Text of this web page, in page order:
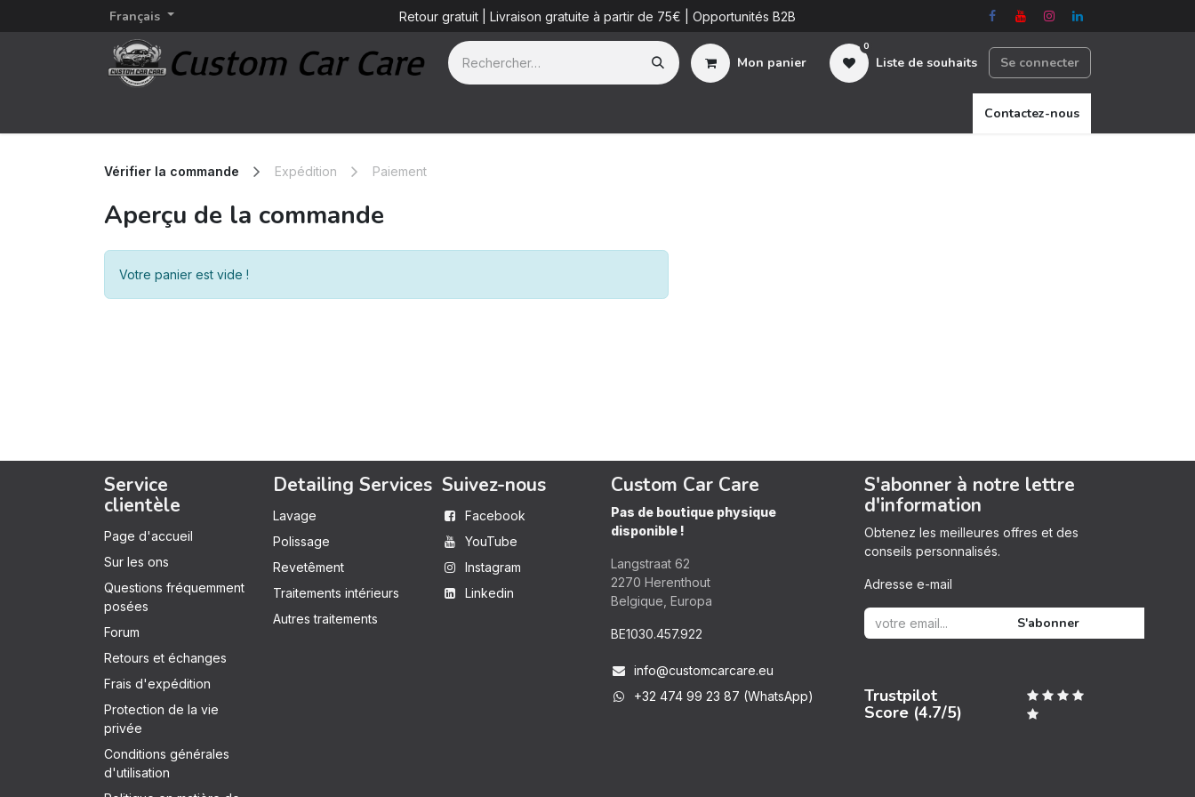
Français Retour gratuit | Livraison gratuite à partir de 75€ | Opportunités B2B
Mon panier
0
Liste de souhaits Se connecter
Contactez-nous
Vérifier la commande Expédition Paiement
Aperçu de la commande
Votre panier est vide !
Service
clientèle
Page d'accueil
Sur les ons
Questions fréquemment
posées
Forum
Retours et échanges
Frais d'expédition
Protection de la vie
privée
Conditions générales
d'utilisation
Detailing Services
Lavage
Polissage
Revetêment
Traitements intérieurs
Autres traitements
Suivez-nous
Facebook
YouTube
Instagram
Linkedin
Custom Car Care
Pas de boutique physique
disponible !
Langstraat 62
2270 Herenthout
Belgique, Europa
BE1030.457.922
info@customcarcare.eu
+32 474 99 23 87 (WhatsApp)
S'abonner à notre lettre
d'information
Obtenez les meilleures offres et des
conseils personnalisés.
Adresse e-mail
S'abonner
Trustpilot
Score (4.7/5)